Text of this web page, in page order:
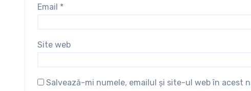
Email *
Site web
Salvează-mi numele, emailul și site-ul web în acest